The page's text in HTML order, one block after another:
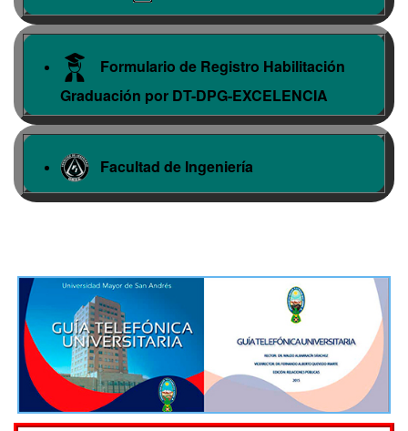
Formulario de Registro Habilitación
Graduación por DT-DPG-EXCELENCIA
Facultad de Ingeniería